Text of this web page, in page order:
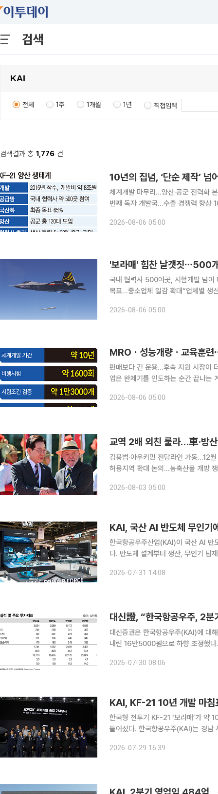
검색
전체 1주 1개월 1년 직접입력
검색결과 총 1,776 건
체계개발 마무리…양산·공군 전력화
번째 독자 개발국…수출 경쟁력 향상 10여 년에 걸친 한국형 초음속 전투기(KF-21 보라매) 체계개
랐다. 단순히 새로운 전투기 한 기종
2026-08-06 05:00
'보라매' 힘찬 날갯짓⋯500
국내 협력사 500여곳, 시험개발 넘어
목표…중소업체 일감 확대“업체별 생
하늘을 날 수 있을지 모두가 숨죽여
2026-08-06 05:00
판매보다 긴 운용…후속 지원 시장이 더
업은 완제기를 인도하는 순간 끝나는
2026-08-06 05:00
김용범·아우키민 전담라인 가동…12
허용지역 확대 논의…농축산물 개방 쟁점 부상 한국이 브라질과 자동차·방산·핵
제시됐다. 브라질은 농축산물 시장
2026-08-03 05:00
KAI, 국산 AI 반도체 무인기
한국항공우주산업(KAI)이 국산 AI 반
다. 반도체 설계부터 생산, 무인기 탑
방산 분야 우선협상대상자로 선정됐
2026-07-31 14:08
대신증권은 한국항공우주(KAI)에 대
내린 16만5000원으로 하향 조정했다. 30일 최정환 대신증권 연구원은 한국항공우주의 2분
기 실적 개선과 수주 모멘텀이 유효하
2026-07-30 08:06
KAI, KF-21 10년 개발 마침
한국형 전투기 KF-21 ‘보라매’가 약
들어섰다. 한국항공우주(KAI)는 경남 사천 본사에서 방위사업청 주관으로 ‘KF-21 체계개발 종결 행
체 관계자, 공동 개발국인 인도네시아
2026-07-29 16:39